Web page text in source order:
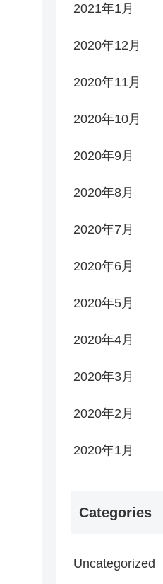
2021年1月
2020年12月
2020年11月
2020年10月
2020年9月
2020年8月
2020年7月
2020年6月
2020年5月
2020年4月
2020年3月
2020年2月
2020年1月
Categories
Uncategorized